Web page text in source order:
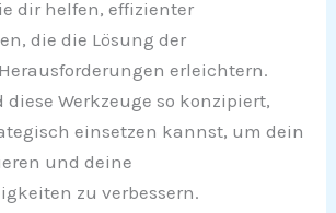
dir helfen, effizienter
die die Lösung der
erleichtern.
diese Werkzeuge so konzipiert,
einsetzen kannst, um dein
und deine
zu verbessern.